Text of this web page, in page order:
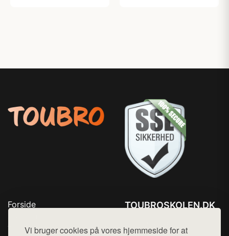
Vi bruger cookies på vores hjemmeside for at
Forside
Top Rabatter
TOUBROSKOLEN.DK